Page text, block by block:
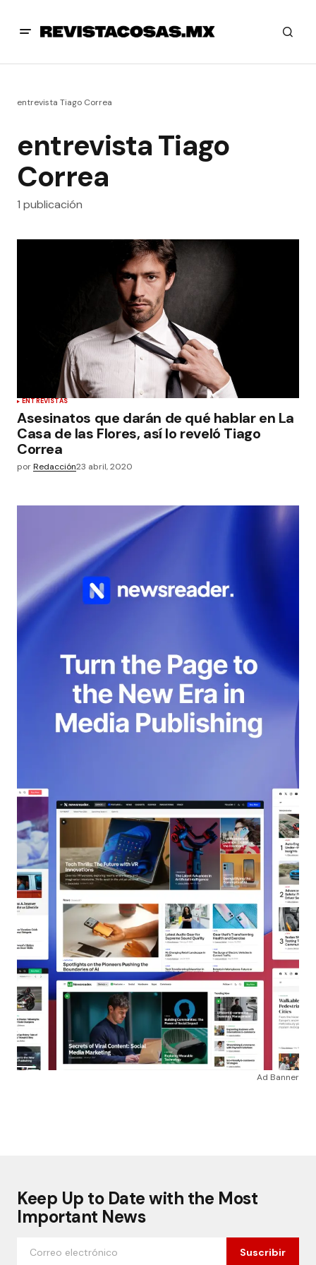
entrevista Tiago Correa
entrevista Tiago
Correa
1 publicación
ENTREVISTAS
Asesinatos que darán de qué hablar en La
Casa de las Flores, así lo reveló Tiago
Correa
porRedacción23 abril, 2020
Ad Banner
Keep Up to Date with the Most
Important News
Suscribir